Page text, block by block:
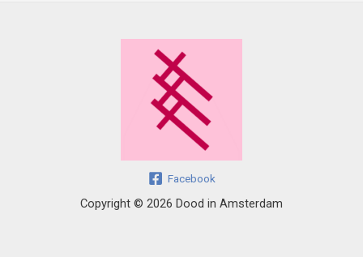
Facebook
Copyright © 2026 Dood in Amsterdam